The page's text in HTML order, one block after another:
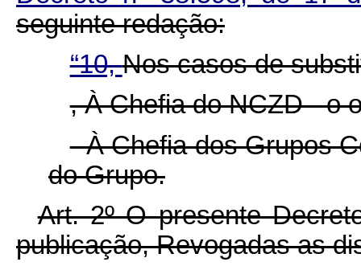
seguinte redação:
“10,Nos casos de
, À Chefia do NCZD - o
- À Chefia dos Grupos
do Grupo.
Art. 2º O presente
publicação, Revogadas as